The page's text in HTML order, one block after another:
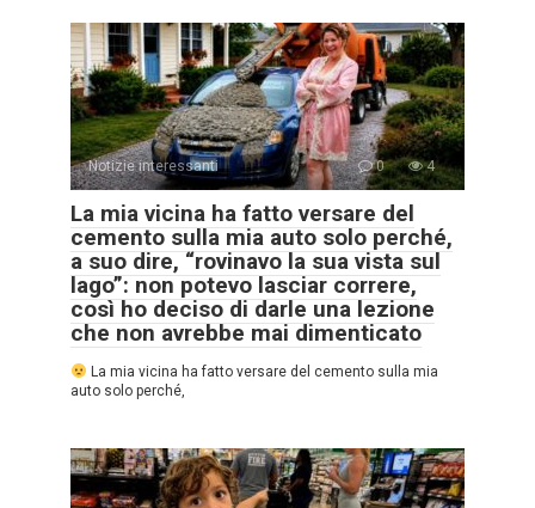
Notizie interessanti 0 4
La mia vicina ha fatto versare del
cemento sulla mia auto solo perché,
a suo dire, “rovinavo la sua vista sul
lago”: non potevo lasciar correre,
così ho deciso di darle una lezione
che non avrebbe mai dimenticato
La mia vicina ha fatto versare del cemento sulla mia
auto solo perché,